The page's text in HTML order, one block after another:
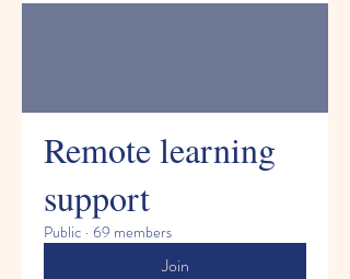
Remote learning
support
Public · 69 members
Join